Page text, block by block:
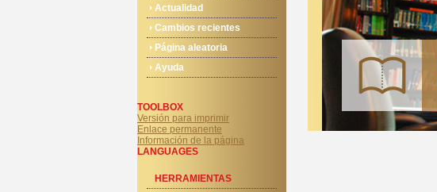
Actualidad
Cambios recientes
Página aleatoria
Ayuda
TOOLBOX
Versión para imprimir
Enlace permanente
Información de la página
LANGUAGES
HERRAMIENTAS